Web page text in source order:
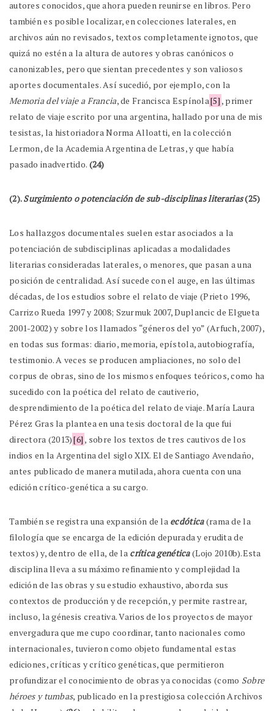
autores conocidos, que ahora pueden reunirse en libros. Pero
también es posible localizar, en colecciones laterales, en
archivos aún no revisados, textos completamente ignotos, que
quizá no estén a la altura de autores y obras canónicos o
canonizables, pero que sientan precedentes y son valiosos
aportes documentales. Así sucedió, por ejemplo, con la
Memoria del viaje a Francia, de Francisca Espínola[5] , primer
relato de viaje escrito por una argentina, hallado por una de mis
tesistas, la historiadora Norma Alloatti, en la colección
Lermon, de la Academia Argentina de Letras, y que había
pasado inadvertido. (24)
(2).Surgimiento o potenciación de sub-disciplinas literarias(25)
Los hallazgos documentales suelen estar asociados a la
potenciación de subdisciplinas aplicadas a modalidades
literarias consideradas laterales, o menores, que pasan a una
posición de centralidad. Así sucede con el auge, en las últimas
décadas, de los estudios sobre el relato de viaje (Prieto 1996,
Carrizo Rueda 1997 y 2008; Szurmuk 2007, Duplancic de Elgueta
2001-2002) y sobre los llamados “géneros del yo” (Arfuch, 2007),
en todas sus formas: diario, memoria, epístola, autobiografía,
testimonio. A veces se producen ampliaciones, no solo del
corpus de obras, sino de los mismos enfoques teóricos, como ha
sucedido con la poética del relato de cautiverio,
desprendimiento de la poética del relato de viaje. María Laura
Pérez Gras la plantea en una tesis doctoral de la que fui
directora (2013)[6] , sobre los textos de tres cautivos de los
indios en la Argentina del siglo XIX. El de Santiago Avendaño,
antes publicado de manera mutilada, ahora cuenta con una
edición crítico-genética a su cargo.
También se registra una expansión de la ecdótica(rama de la
filología que se encarga de la edición depurada y erudita de
textos) y, dentro de ella, de la crítica genética(Lojo 2010b).Esta
disciplina lleva a su máximo refinamiento y complejidad la
edición de las obras y su estudio exhaustivo, aborda sus
contextos de producción y de recepción, y permite rastrear,
incluso, la génesis creativa. Varios de los proyectos de mayor
envergadura que me cupo coordinar, tanto nacionales como
internacionales, tuvieron como objeto fundamental estas
ediciones, críticas y crítico genéticas, que permitieron
profundizar el conocimiento de obras ya conocidas (como Sobre
héroes y tumbas, publicado en la prestigiosa colección Archivos